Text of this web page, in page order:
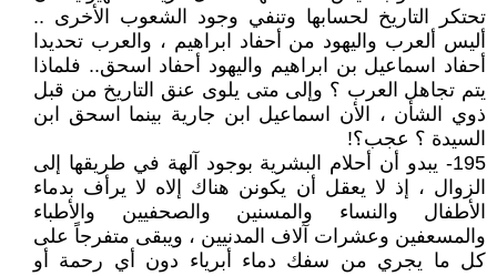
تحتكر التاريخ لحسابها وتنفي وجود الشعوب الأخرى ..
أليس ألعرب واليهود من أحفاد ابراهيم ، والعرب تحديدا
أحفاد اسماعيل بن ابراهيم واليهود أحفاد اسحق.. فلماذا
يتم تجاهل العرب ؟ وإلى متى يلوى عنق التاريخ من قبل
ذوي الشأن ، الأن اسماعيل ابن جارية بينما اسحق ابن
السيدة ؟ عجب؟!
195- يبدو أن أحلام البشرية بوجود آلهة في طريقها إلى
الزوال ، إذ لا يعقل أن يكونن هناك إلاه لا يرأف بدماء
الأطفال والنساء والمسنين والصحفيين والأطباء
والمسعفين وعشرات آلاف المدنيين ، ويبقى متفرجاً على
كل ما يجري من سفك دماء أبرياء دون أي رحمة أو